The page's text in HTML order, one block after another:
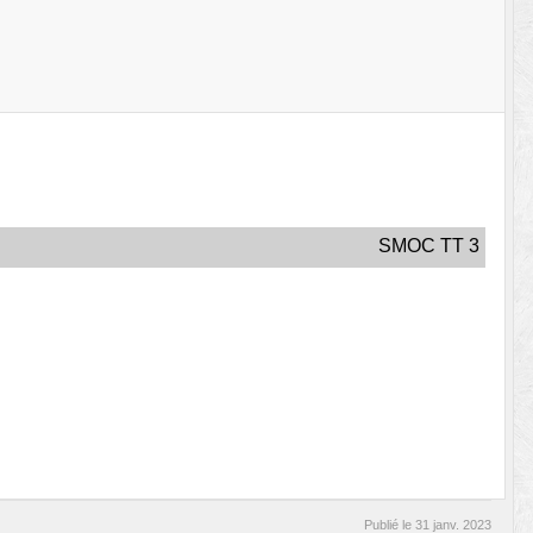
SMOC TT 3
Publié le 31 janv. 2023